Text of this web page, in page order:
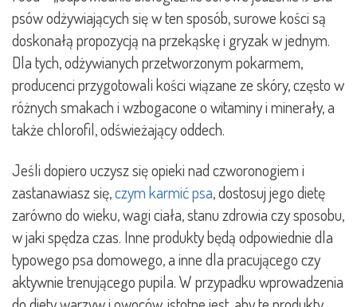
psów odżywiających się w ten sposób, surowe kości są
doskonałą propozycją na przekąskę i gryzak w jednym.
Dla tych, odżywianych przetworzonym pokarmem,
producenci przygotowali kości wiązane ze skóry, często w
różnych smakach i wzbogacone o witaminy i minerały, a
także chlorofil, odświeżający oddech.
Jeśli dopiero uczysz się opieki nad czworonogiem i
zastanawiasz się,czym karmić psa, dostosuj jego dietę
zarówno do wieku, wagi ciała, stanu zdrowia czy sposobu,
w jaki spędza czas. Inne produkty będą odpowiednie dla
typowego psa domowego, a inne dla pracującego czy
aktywnie trenującego pupila. W przypadku wprowadzenia